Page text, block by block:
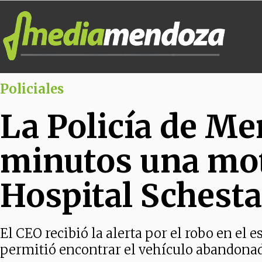
Policiales
La Policía de
minutos una
Hospital
El CEO recibió la alerta por el robo en el
permitió encontrar el vehículo